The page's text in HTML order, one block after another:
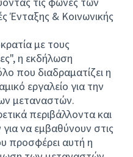
Ένταξης & Κοινωνικής
με τους
η εκδήλωση
που διαδραματίζει η
εργαλείο για την
μεταναστών.
περιβάλλοντα και
να εμβαθύνουν στις
προσφέρει αυτή η